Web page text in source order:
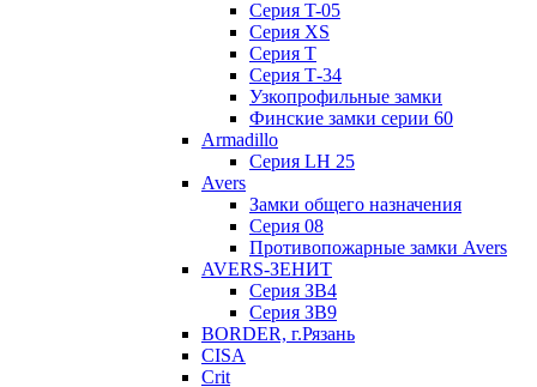
Серия T-05
Серия XS
Серия Т
Серия Т-34
Узкопрофильные замки
Финские замки серии 60
Armadillo
Серия LH 25
Avers
Замки общего назначения
Серия 08
Противопожарные замки Avers
AVERS-ЗЕНИТ
Серия ЗВ4
Серия ЗВ9
BORDER, г.Рязань
CISA
Crit